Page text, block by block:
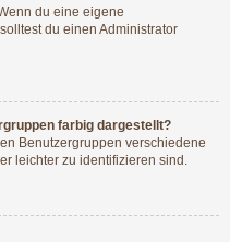
du eine eigene
du einen Administrator
farbig dargestellt?
Benutzergruppen verschiedene
leichter zu identifizieren sind.